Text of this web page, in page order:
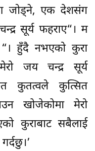
जोड्ने, एक देशसंग
सूर्य फहराए“। म
“। हुँदै नभएको कुरा
जय चन्द्र सूर्य
कुतत्वले कुत्सित
खोजेकोमा मेरो
कुराबाट सबैलाई